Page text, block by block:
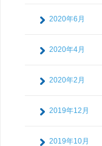
2020年6月
2020年4月
2020年2月
2019年12月
2019年10月